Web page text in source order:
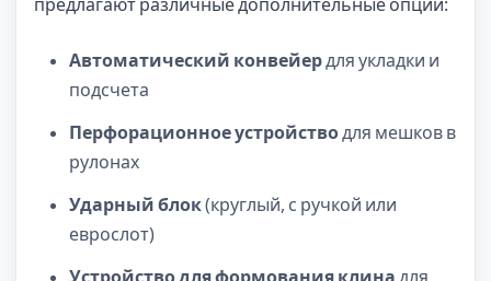
предлагают различные дополнительные опции:
Автоматический конвейердля укладки и
подсчета
Перфорационное устройстводля мешков в
рулонах
Ударный блок(круглый, с ручкой или
еврослот)